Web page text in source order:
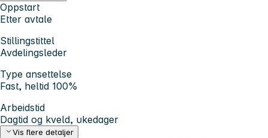
Oppstart
Etter avtale
Stillingstittel
Avdelingsleder
Type ansettelse
Fast, heltid 100%
Arbeidstid
Dagtid og kveld, ukedager
Vis flere detaljer